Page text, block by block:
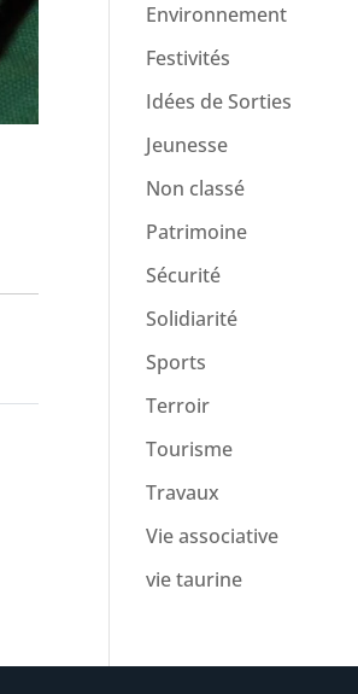
Environnement
Festivités
Idées de Sorties
Jeunesse
Non classé
Patrimoine
Sécurité
Solidiarité
Sports
Terroir
Tourisme
Travaux
Vie associative
vie taurine